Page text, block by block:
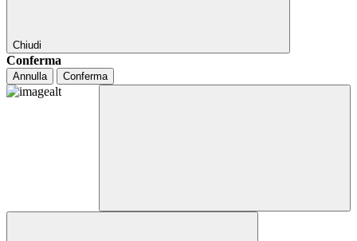
Chiudi
Conferma
Annulla Conferma